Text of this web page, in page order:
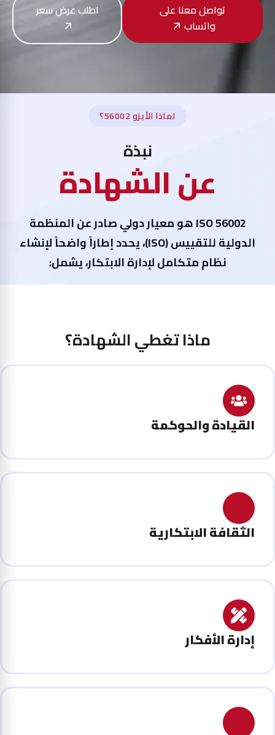
تواصل معنا على
واتساب
اطلب عرض سعر
لماذا الأيزو 56002؟
نبذة
عن الشهادة
ISO 56002 هو معيار دولي صادر عن المنظمة
الدولية للتقييس (ISO)، يحدد إطاراً واضحاً لإنشاء
نظام متكامل لإدارة الابتكار، يشمل:
ماذا تغطي الشهادة؟
القيادة والحوكمة
الثقافة الابتكارية
إدارة الأفكار